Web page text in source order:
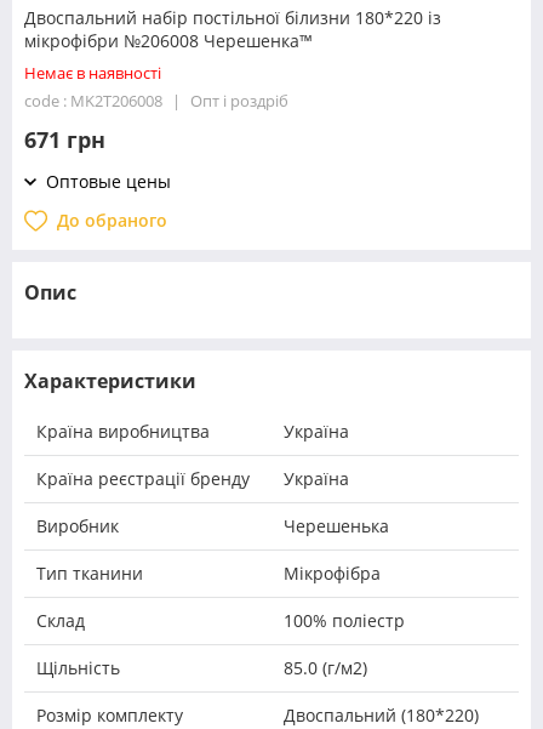
Двоспальний набір постільної білизни 180*220 із
мікрофібри №206008 Черешенка™
Немає в наявності
code : MK2T206008
Опт і роздріб
671 грн
Оптовые цены
До обраного
Опис
Характеристики
Країна виробництва Україна
Країна реєстрації бренду Україна
Виробник Черешенька
Тип тканини Мікрофібра
Склад 100% поліестр
Щільність 85.0 (г/м2)
Розмір комплекту Двоспальний (180*220)